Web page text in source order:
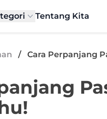
Tentang Kita
/ Cara Perpanjang